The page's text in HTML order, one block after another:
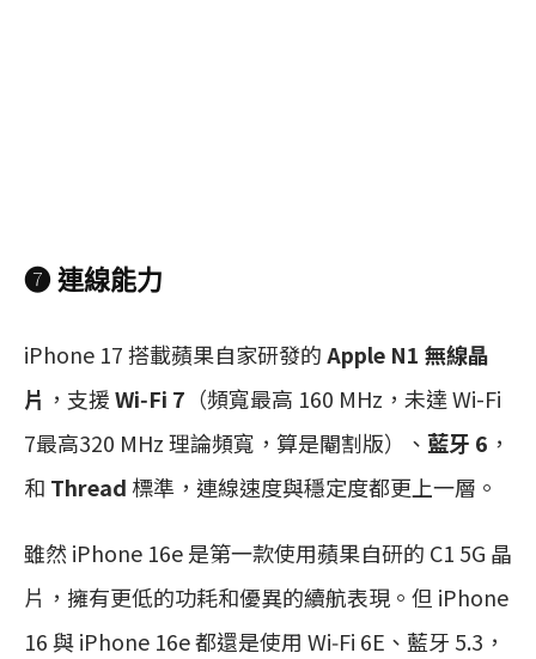
❼ 連線能力
iPhone 17 搭載蘋果自家研發的Apple N1 無線晶
片 ，支援Wi‑Fi 7 （頻寬最高 160 MHz，未達 Wi-Fi
7最高320 MHz 理論頻寬，算是閹割版）、 藍牙 6 ，
和 Thread 標準，連線速度與穩定度都更上一層。
雖然 iPhone 16e 是第一款使用蘋果自研的 C1 5G 晶
片，擁有更低的功耗和優異的續航表現。但 iPhone
16 與 iPhone 16e 都還是使用 Wi‑Fi 6E、藍牙 5.3，